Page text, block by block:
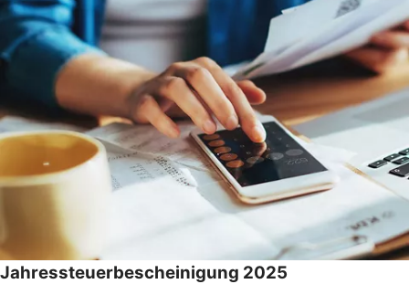
Jahressteuerbescheinigung 2025